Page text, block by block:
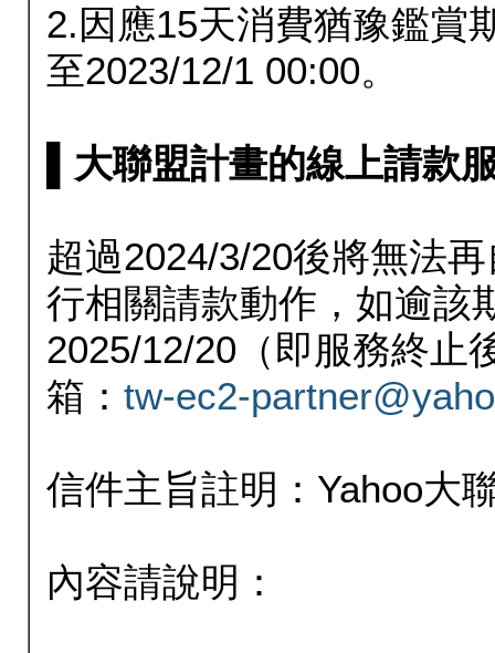
2.因應15天消費猶豫鑑賞
至2023/12/1 00:00。
▌大聯盟計畫的線上請款
超過2024/3/20後將無法
行相關請款動作，如逾該
2025/12/20（即服務終止
箱： tw-ec2-
信件主旨註明：Yahoo大
內容請說明：